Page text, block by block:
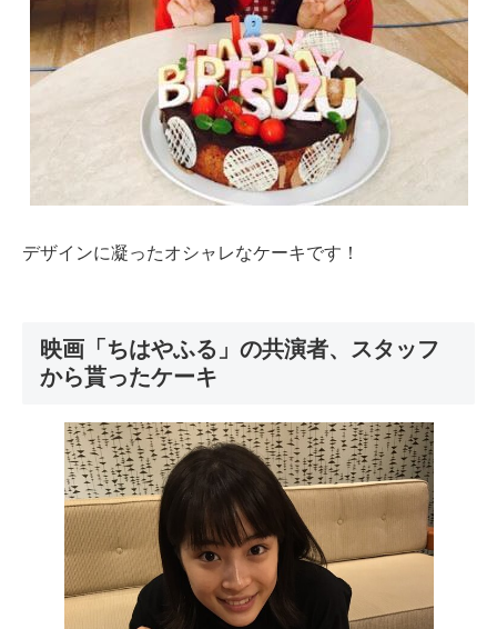
デザインに凝ったオシャレなケーキです！
映画「ちはやふる」の共演者、スタッフ
から貰ったケーキ